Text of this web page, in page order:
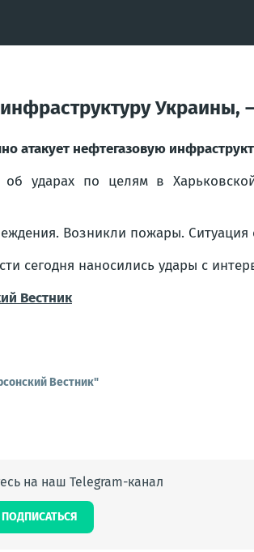
Украины,
атакует нефтегазовую
ударах по целям в
Возникли пожары. Ситуация
сегодня наносились удары с
Вестник
Вестник"
на наш Telegram-канал
ПОДПИСАТЬСЯ